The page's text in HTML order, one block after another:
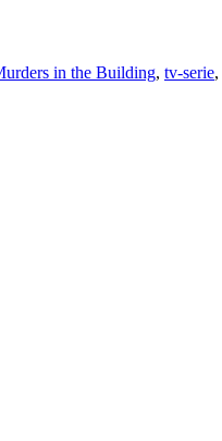
in the Building, tv-serie,